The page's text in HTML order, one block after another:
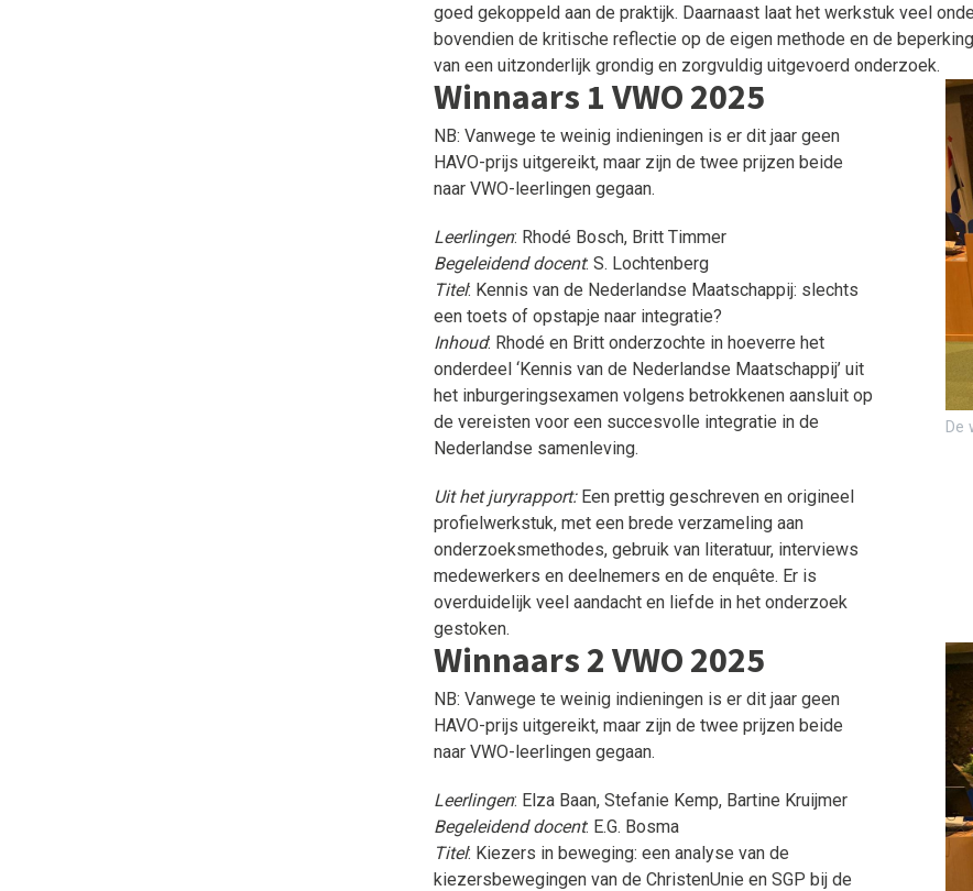
goed gekoppeld aan de praktijk. Daarnaast laat het werkstuk veel
bovendien de kritische reflectie op de eigen methode en de
van een uitzonderlijk grondig en zorgvuldig uitgevoerd onderzoek.
Winnaars 1 VWO 2025
NB: Vanwege te weinig indieningen is er dit jaar geen
HAVO-prijs uitgereikt, maar zijn de twee prijzen beide
naar VWO-leerlingen gegaan.
Leerlingen: Rhodé Bosch, Britt Timmer​​​​​​​
Begeleidend docent: S. Lochtenberg
Titel: Kennis van de Nederlandse Maatschappij: slechts
een toets of opstapje naar integratie?
Inhoud: Rhodé en Britt onderzochte in hoeverre het
onderdeel ‘Kennis van de Nederlandse Maatschappij’ uit
het inburgeringsexamen volgens betrokkenen aansluit op
de vereisten voor een succesvolle integratie in de
Nederlandse samenleving.
Uit het juryrapport:Een prettig geschreven en origineel
profielwerkstuk, met een brede verzameling aan
onderzoeksmethodes, gebruik van literatuur, interviews
medewerkers en deelnemers en de enquête. Er is
overduidelijk veel aandacht en liefde in het onderzoek
gestoken.
De
Winnaars 2 VWO 2025
NB: Vanwege te weinig indieningen is er dit jaar geen
HAVO-prijs uitgereikt, maar zijn de twee prijzen beide
naar VWO-leerlingen gegaan.
Leerlingen: Elza Baan, Stefanie Kemp, Bartine Kruijmer
Begeleidend docent: E.G. Bosma
Titel: Kiezers in beweging: een analyse van de
kiezersbewegingen van de ChristenUnie en SGP bij de